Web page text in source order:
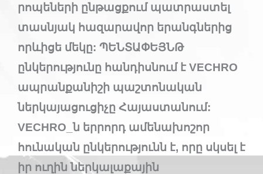
րոպեների ընթացքում պատրաստել
տասնյակ հազարավոր երանգներից
որևիցե մեկը: ՊԵՆՏԱՓԵՅՆԹ
ընկերությունը հանդիսնում է VECHRO
ապրանքանիշի պաշտոնական
ներկայացուցիչը Հայաստանում:
VECHRO_ն երրորդ ամենախոշոր
հունական ընկերությունն է, որը սկսել է
իր ուղին ներկալաքային